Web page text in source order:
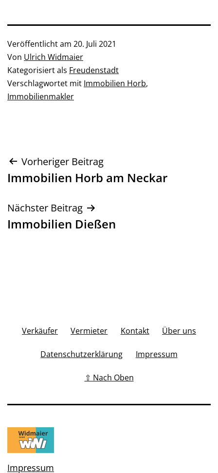
Veröffentlicht am 20. Juli 2021
Von Ulrich Widmaier
Kategorisiert als Freudenstadt
Verschlagwortet mit Immobilien Horb,
Immobilienmakler
Beitragsnavigation
Vorheriger Beitrag
Immobilien Horb am Neckar
Nächster Beitrag
Immobilien Dießen
Verkäufer Vermieter Kontakt Über uns
Datenschutzerklärung Impressum
⇧ Nach Oben
Impressum